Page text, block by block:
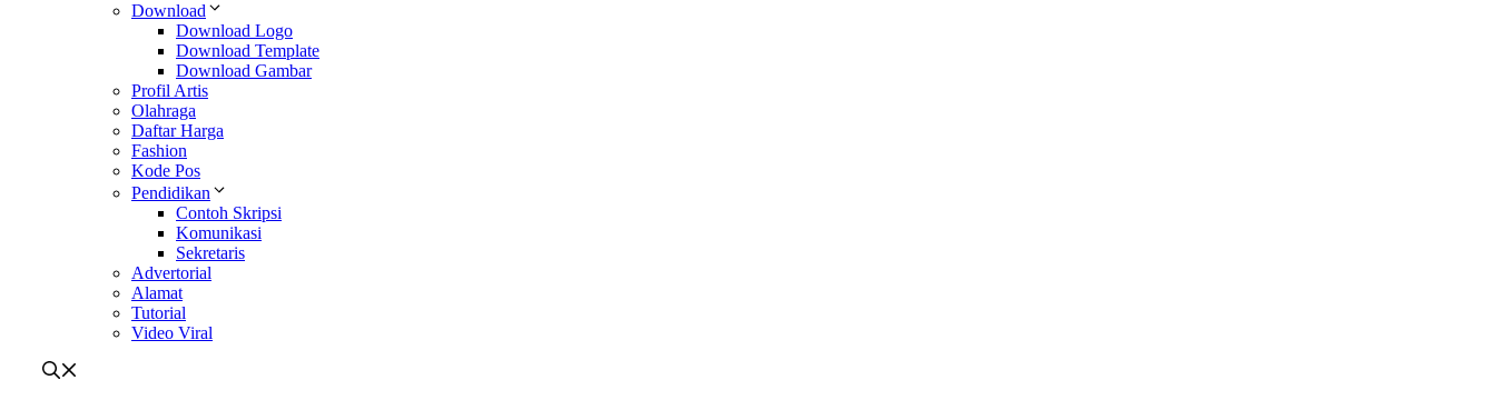
Download
Download Logo
Download Template
Download Gambar
Profil Artis
Olahraga
Daftar Harga
Fashion
Kode Pos
Pendidikan
Contoh Skripsi
Komunikasi
Sekretaris
Advertorial
Alamat
Tutorial
Video Viral